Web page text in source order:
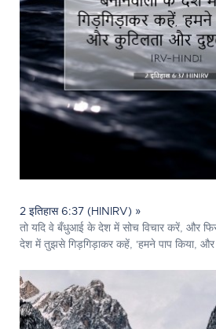
2 इतिहास 6:37 (HINIRV) »
तो यदि वे बँधुआई के देश में सोच विचार करें, और
देश में तुझसे गिड़गिड़ाकर कहें, 'हमने पाप किया, और